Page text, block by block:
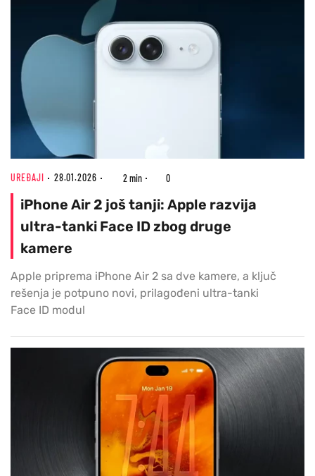
UREĐAJI 28.01.2026 2 min 0
iPhone Air 2 još tanji: Apple razvija
ultra-tanki Face ID zbog druge
kamere
Apple priprema iPhone Air 2 sa dve kamere, a ključ
rešenja je potpuno novi, prilagođeni ultra-tanki
Face ID modul